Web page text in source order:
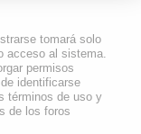
tomará solo
acceso al sistema.
permisos
identificarse
términos de uso y
de los foros